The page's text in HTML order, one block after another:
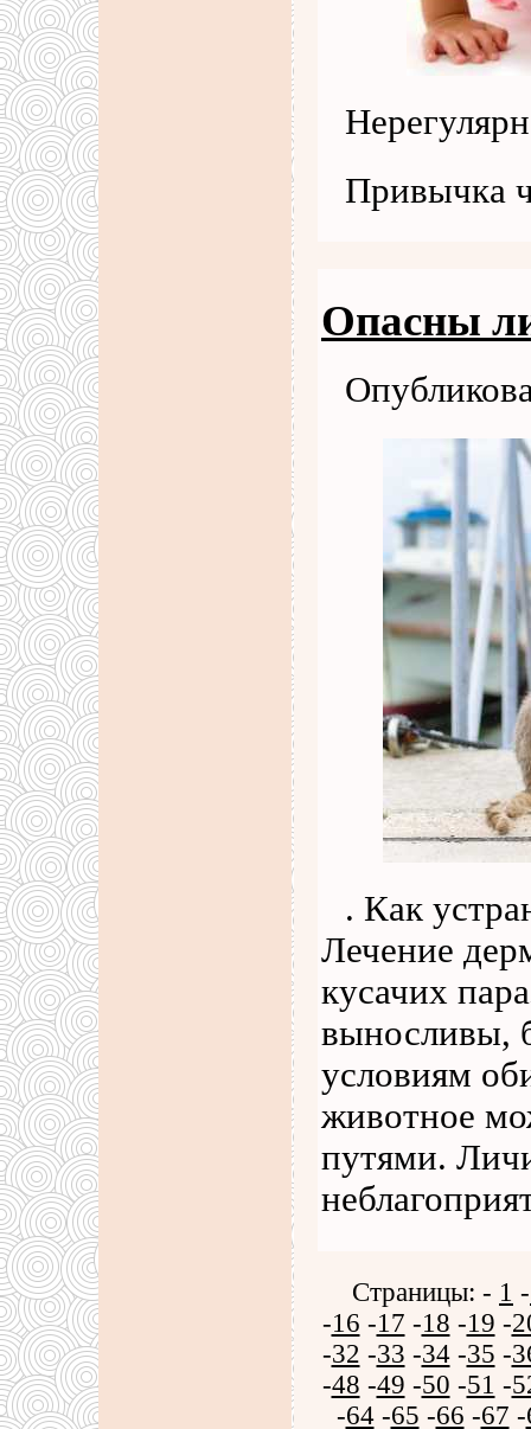
Привычка
Опасны
. Как
Лечение
кусачих
выносливы,
условиям
животное
путями.
Страницы: - 1 -
-16 -17 -18 -19 -
-32 -33 -34-35 -
-48 -49 -50 -51 -
-64-65 -66 -67 -